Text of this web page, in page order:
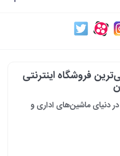
فروشگاه اینترنتی
دنیای ماشین‌های اداری و
و سازمان‌ها برای افزایش بهره‌وری خود به
ابزارهای کارآمد و قابل اعتماد یک